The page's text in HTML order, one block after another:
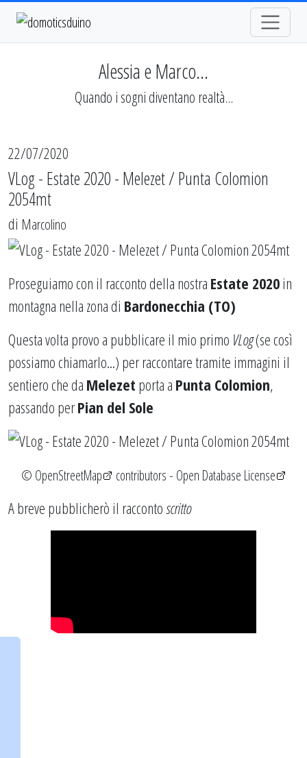
Alessia e Marco...
Quando i sogni diventano realtà...
22/07/2020
VLog - Estate 2020 - Melezet / Punta Colomion
2054mt
di Marcolino
Proseguiamo con il racconto della nostra Estate 2020in
montagna nella zona di Bardonecchia (TO)
Questa volta provo a pubblicare il mio primo VLog(se così
possiamo chiamarlo...) per raccontare tramite immagini il
sentiero che da Melezet porta a Punta Colomion,
passando perPian del Sole
© OpenStreetMap contributors - Open Database License
A breve pubblicherò il raccontoscritto